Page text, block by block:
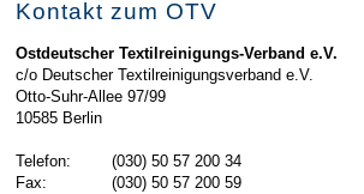
Kontakt zum OTV
Ostdeutscher Textilreinigungs-Verband e.V.
c/o Deutscher Textilreinigungsverband e.V.
Otto-Suhr-Allee 97/99
10585 Berlin
Telefon:
(030) 50 57 200 34
Fax:
(030) 50 57 200 59